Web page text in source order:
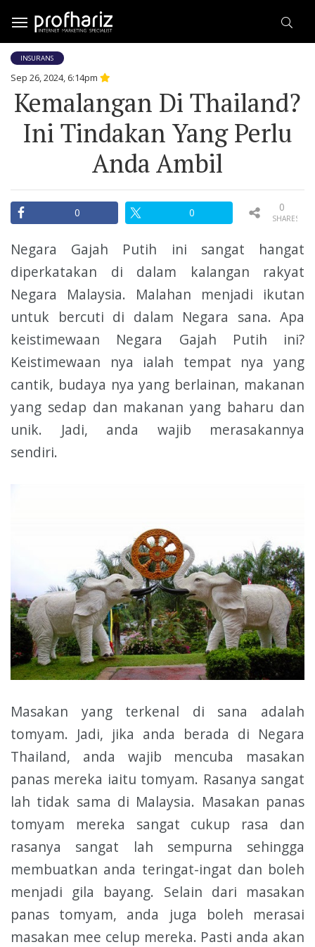
INSURANS
Sep 26, 2024, 6:14pm
Kemalangan Di Thailand?
Ini Tindakan Yang Perlu
Anda Ambil
0 0 SHARES
0
Negara Gajah Putih ini sangat hangat
diperkatakan di dalam kalangan rakyat
Negara Malaysia. Malahan menjadi ikutan
untuk bercuti di dalam Negara sana. Apa
keistimewaan Negara Gajah Putih ini?
Keistimewaan nya ialah tempat nya yang
cantik, budaya nya yang berlainan, makanan
yang sedap dan makanan yang baharu dan
unik. Jadi, anda wajib merasakannya
sendiri.
Masakan yang terkenal di sana adalah
tomyam. Jadi, jika anda berada di Negara
Thailand, anda wajib mencuba masakan
panas mereka iaitu tomyam. Rasanya sangat
lah tidak sama di Malaysia. Masakan panas
tomyam mereka sangat cukup rasa dan
rasanya sangat lah sempurna sehingga
membuatkan anda teringat-ingat dan boleh
menjadi gila bayang. Selain dari masakan
panas tomyam, anda juga boleh merasai
masakan mee celup mereka. Pasti anda akan